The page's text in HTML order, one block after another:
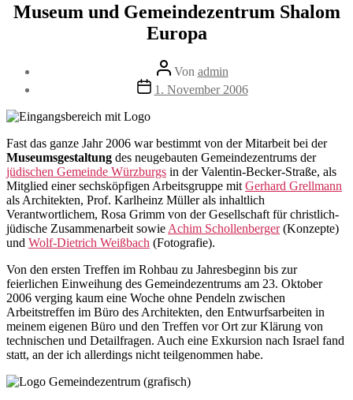
Museum und Gemeindezentrum Shalom
Europa
Beitragsautor
Von admin
Veröffentlichungsdatum
1. November 2006
Fast das ganze Jahr 2006 war bestimmt von der Mitarbeit bei der
Museumsgestaltung des neugebauten Gemeindezentrums der
jüdischen Gemeinde Würzburgs in der Valentin-Becker-Straße, als
Mitglied einer sechsköpfigen Arbeitsgruppe mit Gerhard Grellmann
als Architekten, Prof. Karlheinz Müller als inhaltlich
Verantwortlichem, Rosa Grimm von der Gesellschaft für christlich-
jüdische Zusammenarbeit sowie Achim Schollenberger(Konzepte)
und Wolf-Dietrich Weißbach (Fotografie).
Von den ersten Treffen im Rohbau zu Jahresbeginn bis zur
feierlichen Einweihung des Gemeindezentrums am 23. Oktober
2006 verging kaum eine Woche ohne Pendeln zwischen
Arbeitstreffen im Büro des Architekten, den Entwurfsarbeiten in
meinem eigenen Büro und den Treffen vor Ort zur Klärung von
technischen und Detailfragen. Auch eine Exkursion nach Israel fand
statt, an der ich allerdings nicht teilgenommen habe.